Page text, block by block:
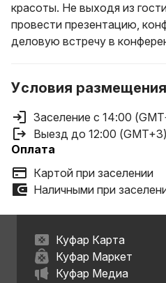
красоты. Не выходя из
провести презентацию,
деловую встречу в
Условия размещения
Заселение с 14:00
Выезд до 12:00 (GMT+3)
Оплата
Картой при заселении
Наличными при
Куфар Карта
Куфар Маркет
Куфар Медиа